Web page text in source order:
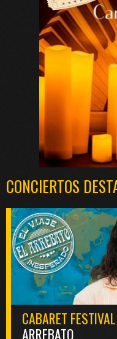
CONCIERTOS
CABARET
ARREBATO